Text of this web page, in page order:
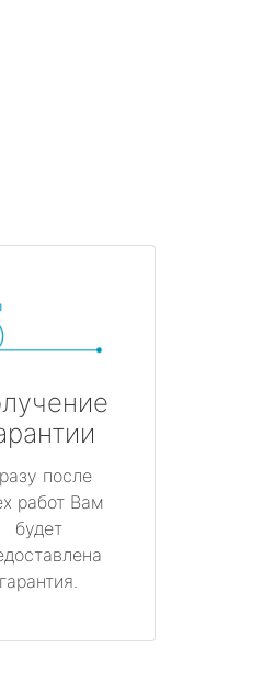
после
работ Вам
будет
гарантия.